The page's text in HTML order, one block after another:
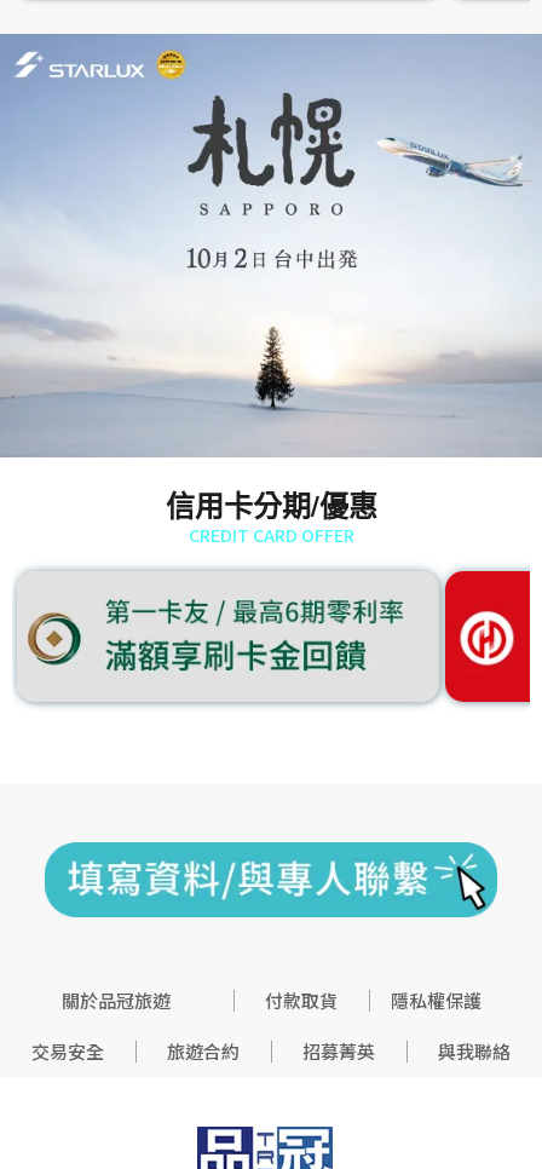
信用卡分期/優惠
CREDIT CARD OFFER
關於品冠旅遊 付款取貨
隱私權保護
交易安全
旅遊合約 招募菁英 與我聯絡